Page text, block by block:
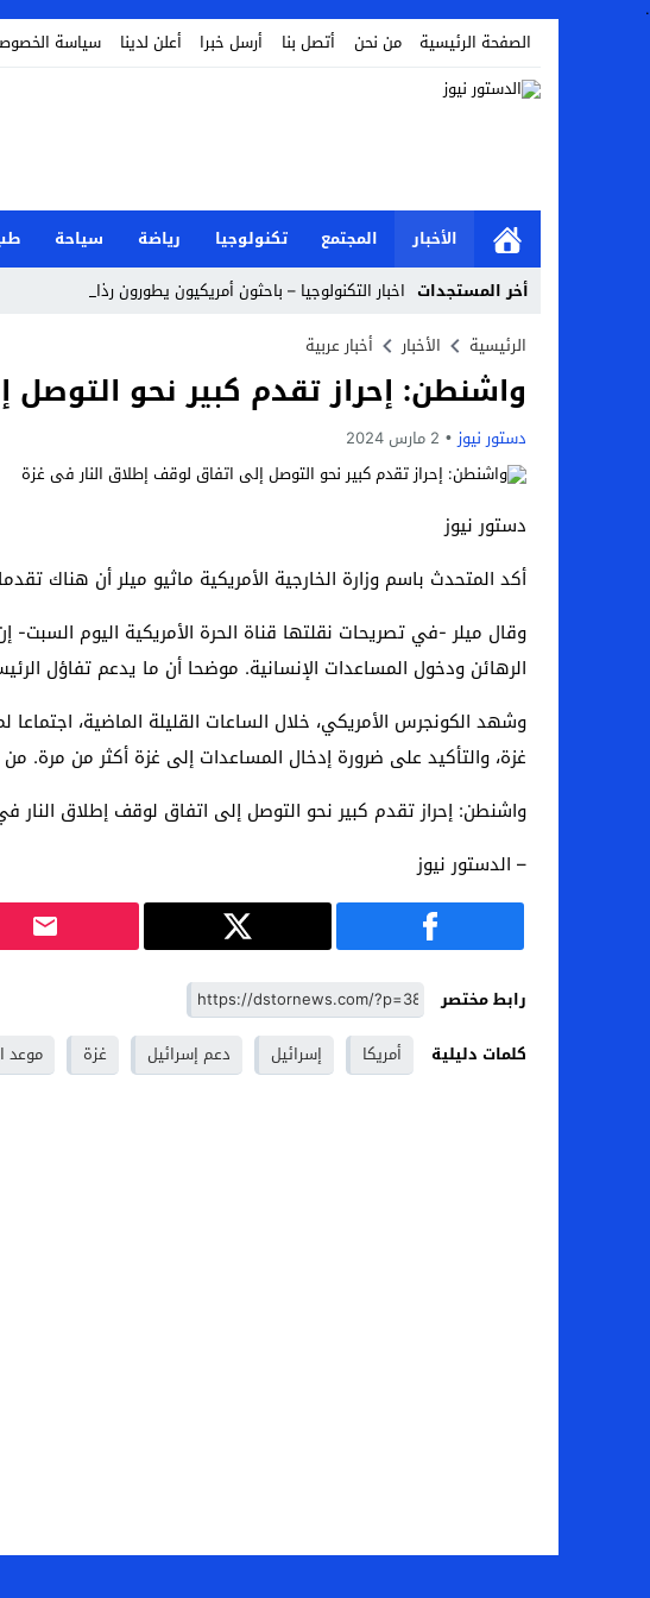
.
الصفحة الرئيسية
من نحن أتصل بنا أرسل خبرا أعلن لدينا سياسة
الأخبار المجتمع تكنولوجيا رياضة سياحة
أخر المستجدات اخبار التكنولوجيا – باحثون أمريكيون يطورون رذاذاً _
Stop
Previous
Next
الرئيسية الأخبار أخبار عربية
واشنطن: إحراز تقدم كبير نحو
دستور نيوز 2 مارس 2024
دستور نيوز
أكد المتحدث باسم وزارة الخارجية الأمريكية ماثيو ميلر أن هناك
وقال ميلر -في تصريحات نقلتها قناة الحرة الأمريكية اليوم
الرهائن ودخول المساعدات الإنسانية. موضحا أن ما يدعم تفاؤل
وشهد الكونجرس الأمريكي، خلال الساعات القليلة الماضية،
غزة، والتأكيد على ضرورة إدخال المساعدات إلى غزة أكثر من
واشنطن: إحراز تقدم كبير نحو التوصل إلى اتفاق لوقف إطلاق النار
– الدستور نيوز
رابط مختصر
كلمات دليلية
أمريكا إسرائيل دعم إسرائيل غزة موعد